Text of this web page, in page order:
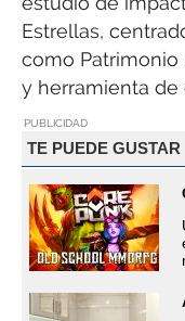
Estrellas,
como
y herramienta de
PUBLICIDAD
TE PUEDE GUSTAR